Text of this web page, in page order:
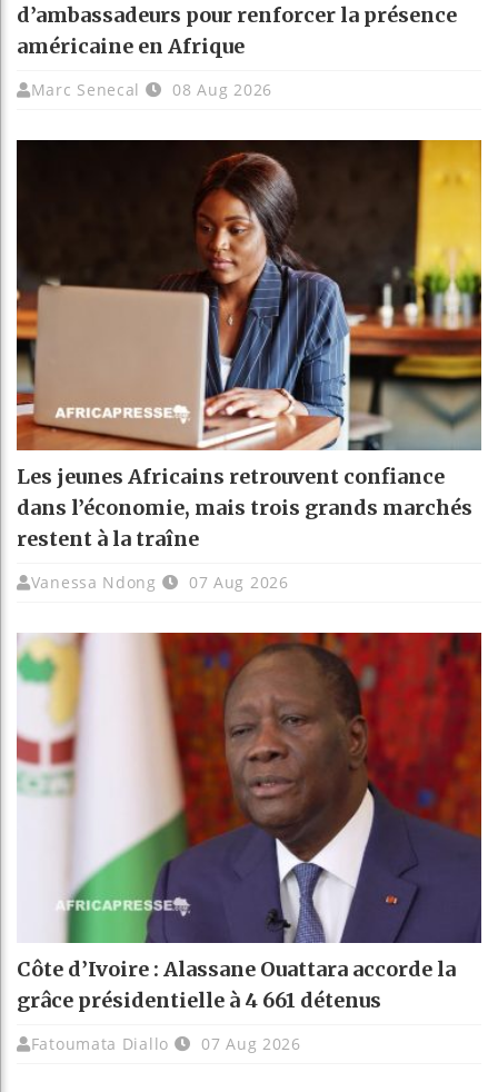
d’ambassadeurs pour renforcer la présence
américaine en Afrique
Marc Senecal 08 Aug 2026
Les jeunes Africains retrouvent confiance
dans l’économie, mais trois grands marchés
restent à la traîne
Vanessa Ndong 07 Aug 2026
Côte d’Ivoire : Alassane Ouattara accorde la
grâce présidentielle à 4 661 détenus
Fatoumata Diallo 07 Aug 2026